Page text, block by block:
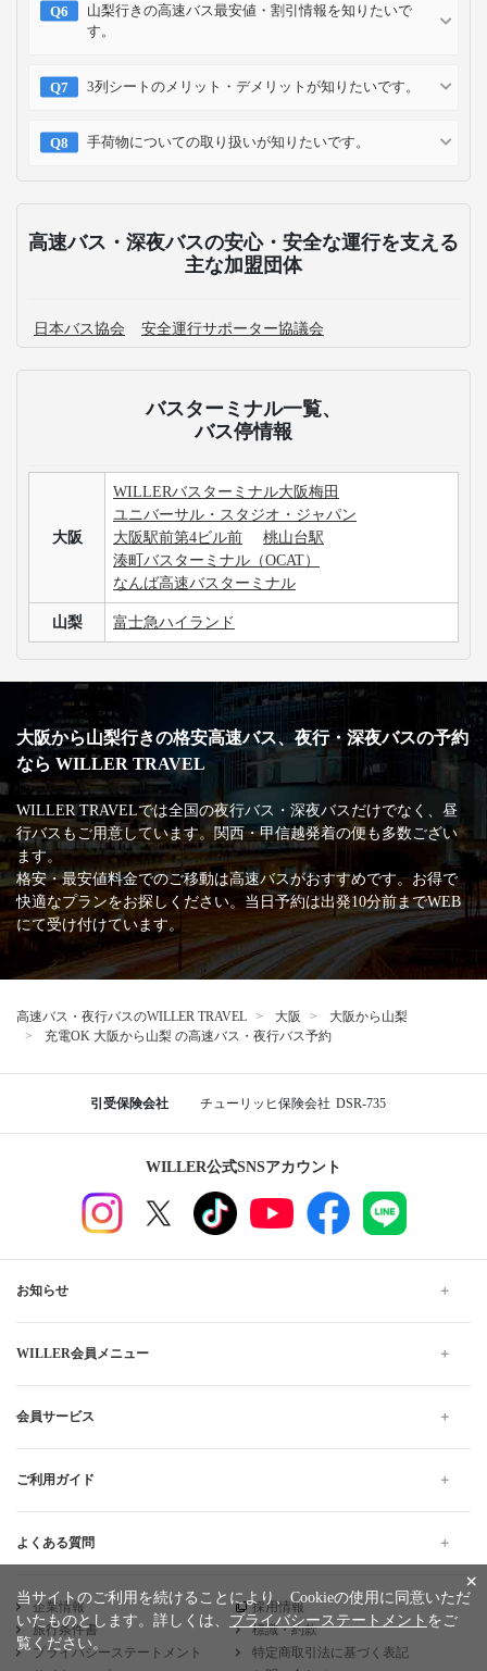
山梨行きの高速バス最安値・割引情報を知りたいで
す。
3列シートのメリット・デメリットが知りたいです。
手荷物についての取り扱いが知りたいです。
高速バス・深夜バスの安心・安全な運行を支える
主な加盟団体
日本バス協会 安全運行サポーター協議会
バスターミナル一覧、
バス停情報
大阪
WILLERバスターミナル大阪梅田
ユニバーサル・スタジオ・ジャパン
大阪駅前第4ビル前
桃山台駅
湊町バスターミナル（OCAT）
なんば高速バスターミナル
山梨 富士急ハイランド
大阪から山梨行きの格安高速バス、夜行・深夜バスの予約
なら WILLER TRAVEL
WILLER TRAVELでは全国の夜行バス・深夜バスだけでなく、昼
行バスもご用意しています。関西・甲信越発着の便も多数ござい
ます。
格安・最安値料金でのご移動は高速バスがおすすめです。お得で
快適なプランをお探しください。当日予約は出発10分前までWEB
にて受け付けています。
高速バス・夜行バスのWILLER TRAVEL 大阪
大阪から山梨
充電OK 大阪から山梨 の高速バス・夜行バス予約
引受保険会社 チューリッヒ保険会社 DSR-735
WILLER公式SNSアカウント
お知らせ
WILLER会員メニュー
会員サービス
ご利用ガイド
よくある質問
企業情報
採用情報
旅行条件書
標識・約款
プライバシーステートメント
特定商取引法に基づく表記
×
当サイトのご利用を続けることにより、Cookieの使用に同意いただ
いたものとします。詳しくは、 プライバシーステートメント をご
覧ください。